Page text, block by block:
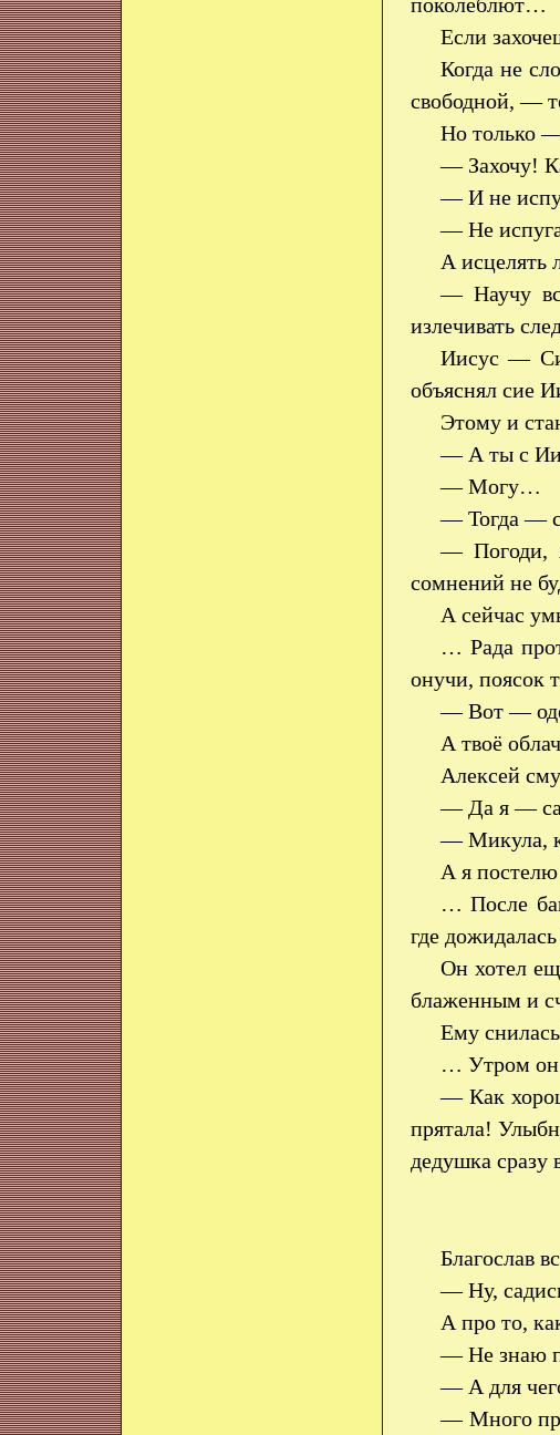
Если
Когда не
свободной, —
Но только —
— Захочу!
— И не
— Не
А исцелять
— Научу
излечивать
Иисус —
объяснял сие
Этому и
— А ты с
— Могу…
— Тогда —
— Погоди,
сомнений не
А сейчас
… Рада
онучи, поясок
— Вот —
А твоё
Алексей
— Да я —
— Микула,
А я постелю
… После
где
Он хотел
блаженным и
Ему
… Утром он
— Как
прятала!
дедушка сразу
Благослав
— Ну,
А про то,
— Не знаю
— А для
— Много